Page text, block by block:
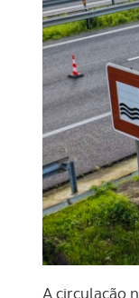
A circulação